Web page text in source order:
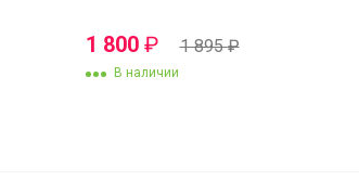
1 800 ₽ 1 895₽
В наличии